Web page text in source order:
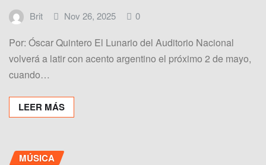
Brit Nov 26, 2025 0
Por: Óscar Quintero El Lunario del Auditorio Nacional
volverá a latir con acento argentino el próximo 2 de mayo,
cuando…
LEER MÁS
MÚSICA